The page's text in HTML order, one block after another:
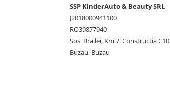
SSP KinderAuto & Beauty SRL
J2018000941100
RO39877940
Sos. Brailei, Km 7. Constructia C10
Buzau, Buzau